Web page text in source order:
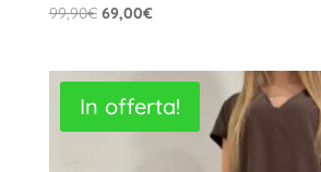
99,90€ Il
era:
99,90€.
69,00€Il
è:
69,00€.
In offerta!